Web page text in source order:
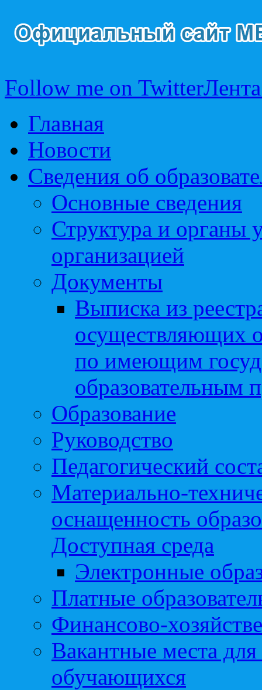
Follow me on Twitter
Главная
Новости
Сведения об
Основные сведения
Структура и органы
организацией
Документы
Выписка из
осуществляющих
по имеющим
образовательным
Образование
Руководство
Педагогический
Материально-
оснащенность
Доступная среда
Электронные
Платные
Финансово-
Вакантные места
обучающихся